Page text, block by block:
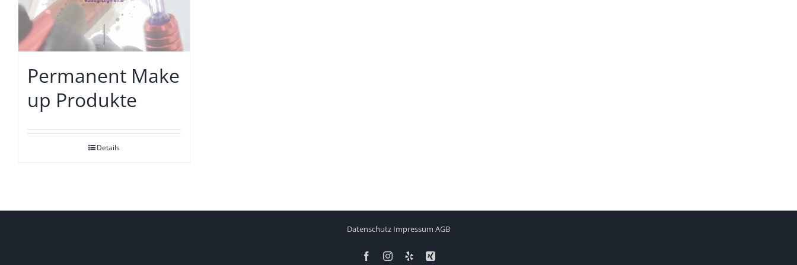
Permanent Make
up Produkte
Details
Datenschutz Impressum AGB
FacebookInstagram
Yelp Xing